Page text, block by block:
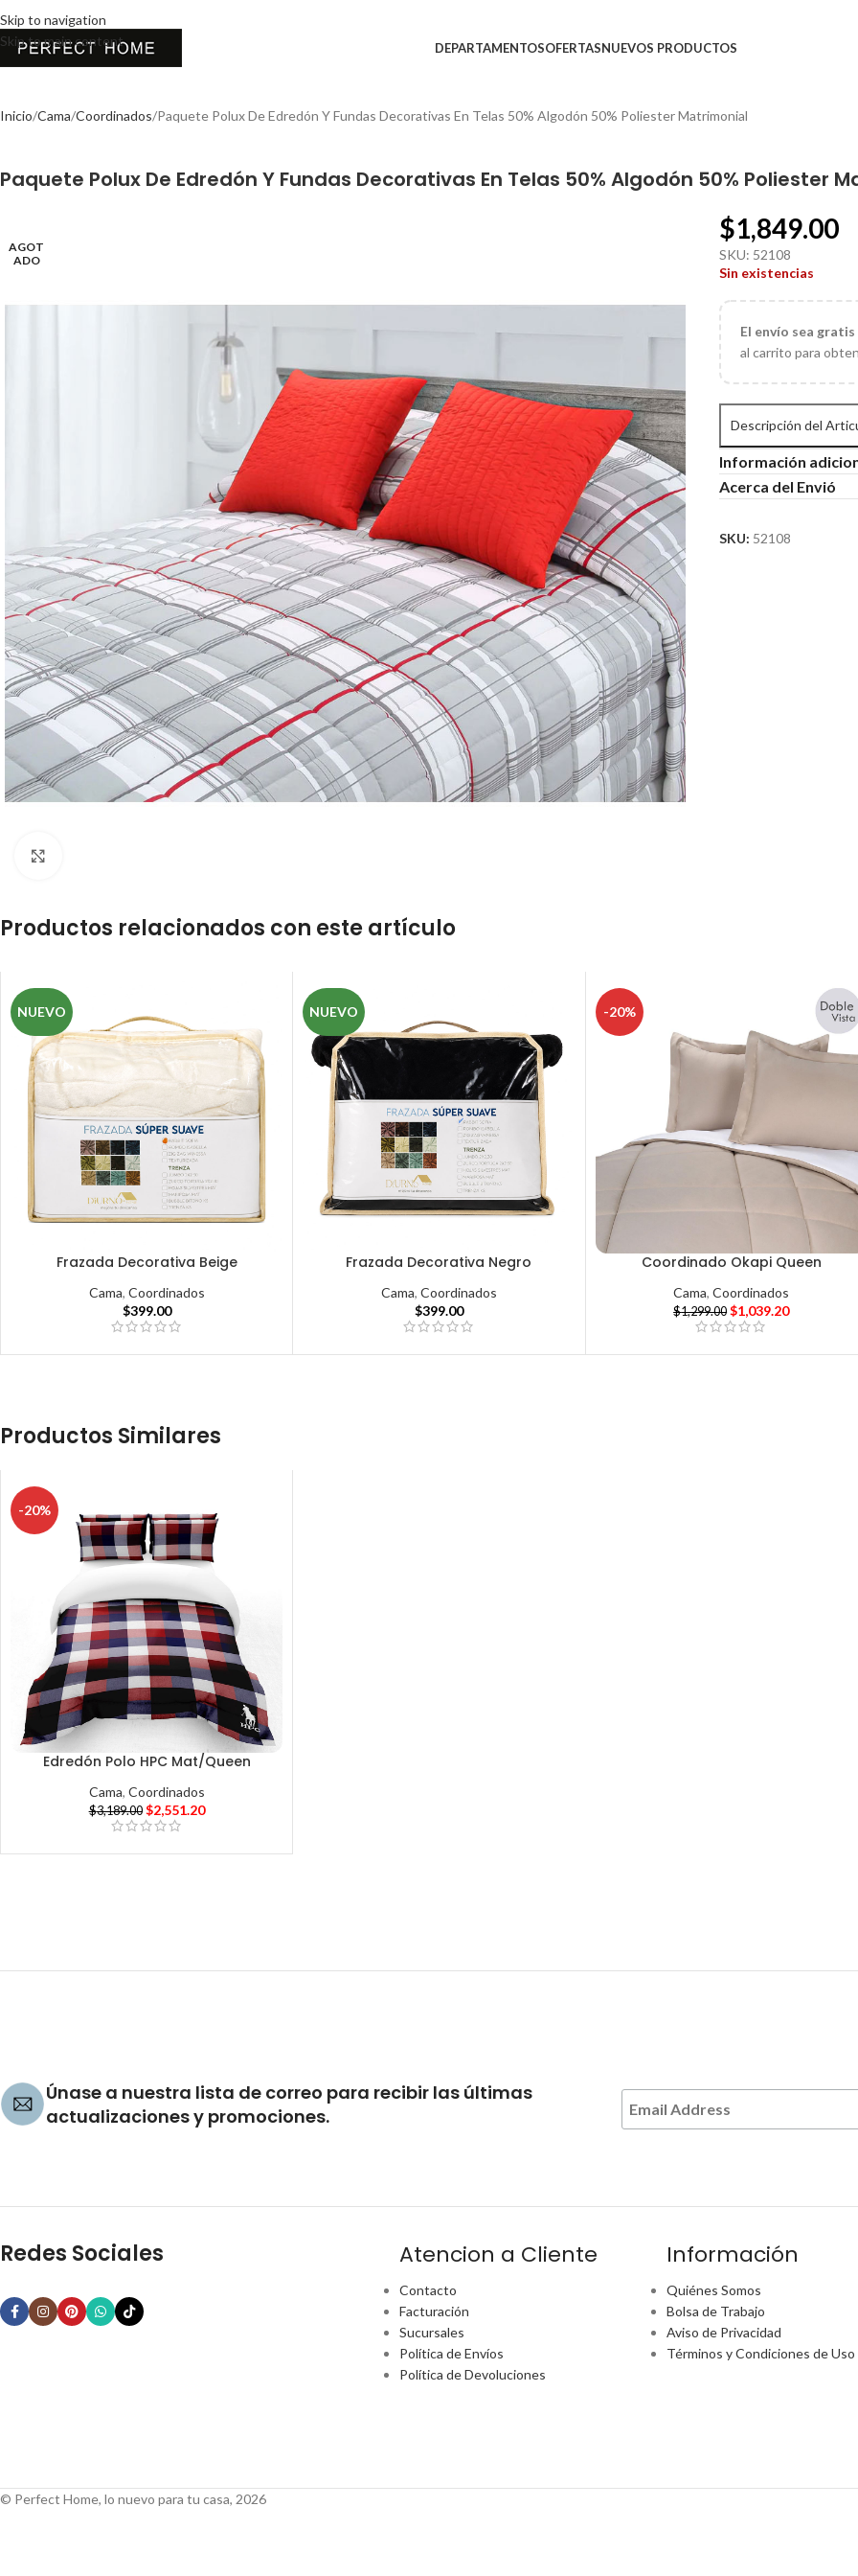
Skip to navigation
Skip to main content
DEPARTAMENTOSOFERTASNUEVOS PRODUCTOS
Inicio Cama Coordinados Paquete Polux De Edredón Y Fundas Decorativas En Telas 50% Algodón 50% Poliester Matrimonial
Paquete Polux De Edredón Y Fundas Decorativas En Telas 50% Algodón
AGOT
ADO
$1,849.00
SKU: 52108
Sin existencias
El envío sea
al carrito para
Descripción del
Información
Acerca del Envió
SKU: 52108
Productos relacionados con este artículo
NUEVO
Frazada Decorativa Beige
Cama, Coordinados
$399.00
NUEVO
Frazada Decorativa Negro
Cama, Coordinados
$399.00
-20%
Coordinado Okapi Queen
Cama,Coordinados
$1,299.00 $1,039.20
Productos Similares
-20%
Edredón Polo HPC Mat/Queen
Cama, Coordinados
$3,189.00 $2,551.20
Únase a nuestra lista de correo para recibir las últimas
actualizaciones y promociones.
Redes Sociales Atencion a Cliente
Contacto
Facturación
Sucursales
Política de Envíos
Política de Devoluciones
Información
Quiénes Somos
Bolsa de Trabajo
Aviso de Privacidad
Términos y Condiciones de Uso
© Perfect Home, lo nuevo para tu casa, 2026